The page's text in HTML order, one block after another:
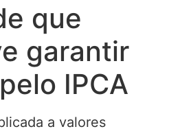
que
garantir
IPCA
a valores